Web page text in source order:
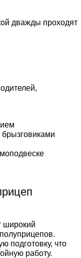
дважды проходят
широкий
подготовку, что
работу.